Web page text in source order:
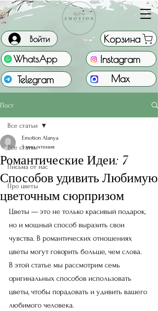
WhatsApp
Корзина
Войти
Telegram Max
Instagram
Пост
Все статьи
Письма от нас
Про цветы
Все статьи
Романтические Идеи: 7
Способов удивить Любимую
цветочным сюрпризом
Emotion Alanya
3 мин. чтения
Цветы — это не только красивый подарок,
но и мощный способ выразить свои
чувства. В романтических отношениях
цветы могут говорить больше, чем слова.
В этой статье мы рассмотрим семь
оригинальных способов использовать
цветы, чтобы порадовать и удивить вашего
любимого человека.